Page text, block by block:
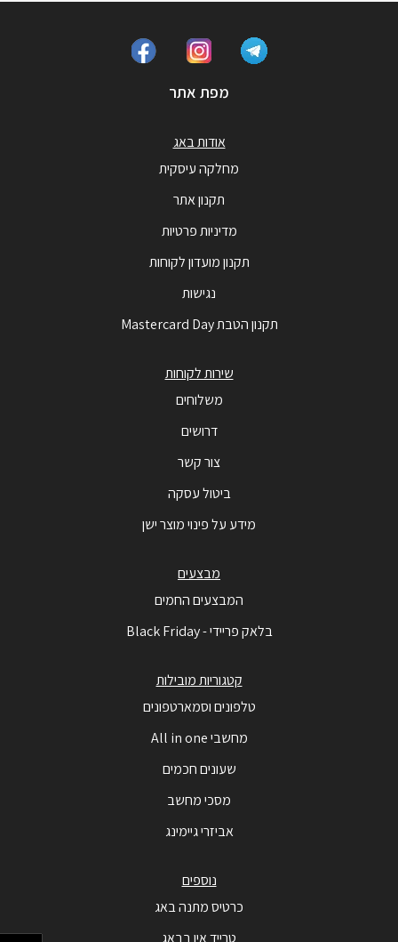
מפת אתר
אודות באג
מחלקה עיסקית
תקנון אתר
מדיניות פרטיות
תקנון מועדון לקוחות
נגישות
תקנון הטבת Mastercard Day
שירות לקוחות
משלוחים
דרושים
צור קשר
ביטול עסקה
מידע על פינוי מוצר ישן
מבצעים
המבצעים החמים
בלאק פריידי - Black Friday
קטגוריות מובילות
טלפונים וסמארטפונים
מחשבי All in one
שעונים חכמים
מסכי מחשב
אביזרי גיימינג
נוספים
כרטיס מתנה באג
טרייד אין בבאג